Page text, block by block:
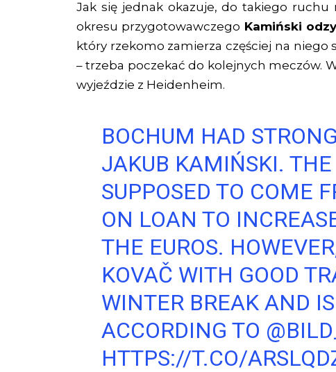
Jak się jednak okazuje, do takiego ruchu
okresu przygotowawczego Kamiński
który rzekomo zamierza częściej na niego
– trzeba poczekać do kolejnych meczów.
wyjeździe z Heidenheim.
BOCHUM HAD
JAKUB KAMIŃSKI. THE
SUPPOSED TO COME
ON LOAN TO
THE EUROS.
KOVAČ WITH GOOD
WINTER BREAK AND
ACCORDING TO
HTTPS://T.CO/